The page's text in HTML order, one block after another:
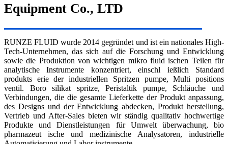
Equipment Co., LTD
RUNZE FLUID wurde 2014 gegründet und ist ein nationales High-
Tech-Unternehmen, das sich auf die Forschung und Entwicklung
sowie die Produktion von wichtigen mikro fluid ischen Teilen für
analytische Instrumente konzentriert, einschl ießlich Standard
produkts erie der industriellen Spritzen pumpe, Multi positions
ventil. Boro silikat spritze, Peristaltik pumpe, Schläuche und
Verbindungen, die die gesamte Lieferkette der Produkt anpassung,
des Designs und der Entwicklung abdecken, Produkt herstellung,
Vertrieb und After-Sales bieten wir ständig qualitativ hochwertige
Produkte und Dienstleistungen für Umwelt überwachung, bio
pharmazeut ische und medizinische Analysatoren, industrielle